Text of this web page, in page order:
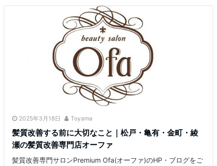
2025年3月18日 Toyama
髪質改善する前に大切なこと｜松戸・亀有・金町・綾
瀬の髪質改善専門店オーファ
髪質改善専門サロンPremium Ofa(オーファ)のHP・ブログをご